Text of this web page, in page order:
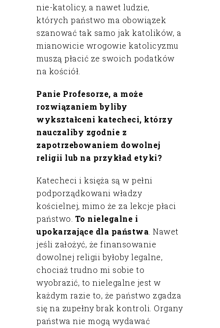
nie-katolicy, a nawet ludzie,
których państwo ma obowiązek
szanować tak samo jak katolików, a
mianowicie wrogowie katolicyzmu
muszą płacić ze swoich podatków
na kościół.
Panie Profesorze, a może
rozwiązaniem byliby
wykształceni katecheci, którzy
nauczaliby zgodnie z
zapotrzebowaniem dowolnej
religii lub na przykład etyki?
Katecheci i księża są w pełni
podporządkowani władzy
kościelnej, mimo że za lekcje płaci
państwo. To nielegalne i
upokarzające dla państwa . Nawet
jeśli założyć, że finansowanie
dowolnej religii byłoby legalne,
chociaż trudno mi sobie to
wyobrazić, to nielegalne jest w
każdym razie to, że państwo zgadza
się na zupełny brak kontroli. Organy
państwa nie mogą wydawać